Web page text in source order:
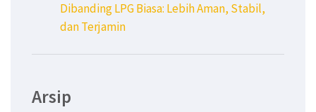
Dibanding LPG Biasa: Lebih Aman, Stabil,
dan Terjamin
Arsip